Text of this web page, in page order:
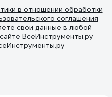
в отношении обработки
соглашения
свои данные в любой
ВсеИнструменты.ру